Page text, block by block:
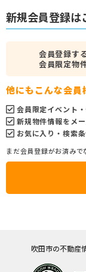
新規会員登録は
会員登録す
会員限定物
他にもこんな会員
会員限定イベント
新規物件情報をメ
お気に入り・検索
まだ会員登録がお済みで
吹田市の不動産